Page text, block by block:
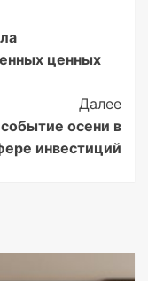
ценных
Далее
осени в
инвестиций